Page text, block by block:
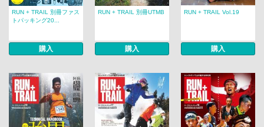
RUN + TRAIL 別冊ファス
トパッキング20...
購入
RUN + TRAIL 別冊UTMB
購入
RUN + TRAIL Vol.19
購入